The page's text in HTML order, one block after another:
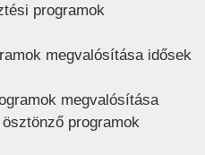
programok
megvalósítása idősek
megvalósítása
programok